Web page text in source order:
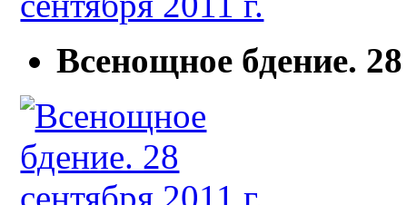
Всенощное бдение.